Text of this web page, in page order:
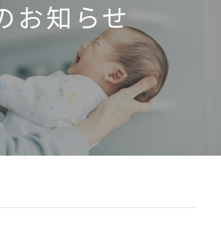
お知らせ